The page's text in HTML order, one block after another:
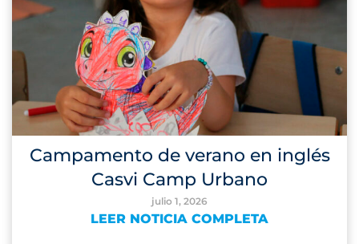
Campamento de verano en inglés
Casvi Camp Urbano
julio 1, 2026
LEER NOTICIA COMPLETA